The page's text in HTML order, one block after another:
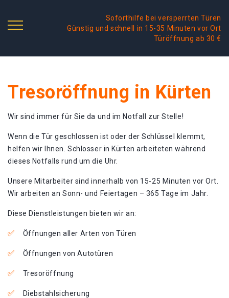
Soforthilfe bei versperrten Türen
Günstig und schnell in 15-35 Minuten vor Ort
Türöffnung ab 30 €
Tresoröffnung in Kürten
Wir sind immer für Sie da und im Notfall zur Stelle!
Wenn die Tür geschlossen ist oder der Schlüssel klemmt,
helfen wir Ihnen. Schlosser in Kürten arbeiteten während
dieses Notfalls rund um die Uhr.
Unsere Mitarbeiter sind innerhalb von 15-25 Minuten vor Ort.
Wir arbeiten an Sonn- und Feiertagen – 365 Tage im Jahr.
Diese Dienstleistungen bieten wir an:
Öffnungen aller Arten von Türen
Öffnungen von Autotüren
Tresoröffnung
Diebstahlsicherung